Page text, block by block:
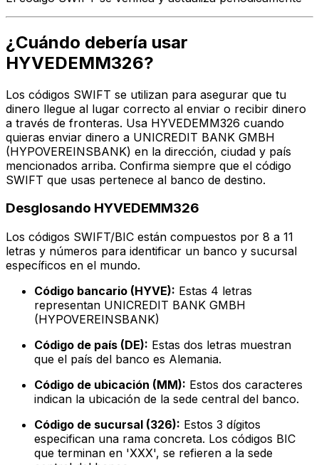
¿Cuándo debería usar
HYVEDEMM326?
Los códigos SWIFT se utilizan para asegurar que tu
dinero llegue al lugar correcto al enviar o recibir dinero
a través de fronteras. Usa HYVEDEMM326 cuando
quieras enviar dinero a UNICREDIT BANK GMBH
(HYPOVEREINSBANK) en la dirección, ciudad y país
mencionados arriba. Confirma siempre que el código
SWIFT que usas pertenece al banco de destino.
Desglosando HYVEDEMM326
Los códigos SWIFT/BIC están compuestos por 8 a 11
letras y números para identificar un banco y sucursal
específicos en el mundo.
Código bancario (HYVE): Estas 4 letras
representan UNICREDIT BANK GMBH
(HYPOVEREINSBANK)
Código de país (DE): Estas dos letras muestran
que el país del banco es Alemania.
Código de ubicación (MM): Estos dos caracteres
indican la ubicación de la sede central del banco.
Código de sucursal (326): Estos 3 dígitos
especifican una rama concreta. Los códigos BIC
que terminan en 'XXX', se refieren a la sede